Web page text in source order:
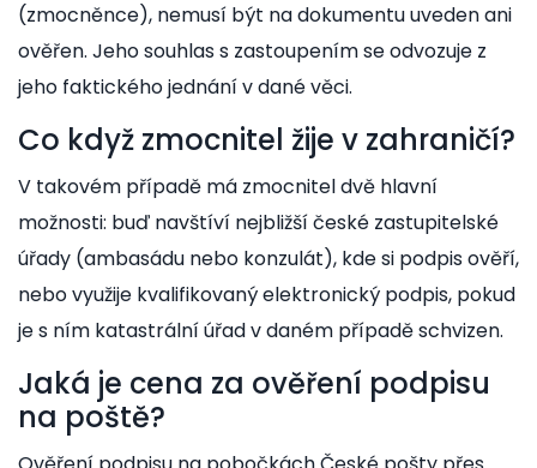
(zmocněnce), nemusí být na dokumentu uveden ani
ověřen. Jeho souhlas s zastoupením se odvozuje z
jeho faktického jednání v dané věci.
Co když zmocnitel žije v zahraničí?
V takovém případě má zmocnitel dvě hlavní
možnosti: buď navštíví nejbližší české zastupitelské
úřady (ambasádu nebo konzulát), kde si podpis ověří,
nebo využije kvalifikovaný elektronický podpis, pokud
je s ním katastrální úřad v daném případě schvizen.
Jaká je cena za ověření podpisu
na poště?